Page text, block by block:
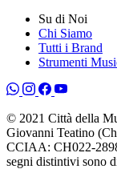
Su di Noi
Chi Siamo
Tutti i Brand
Strumenti
© 2021 Città della
Giovanni Teatino
CCIAA: CH022-
segni distintivi sono